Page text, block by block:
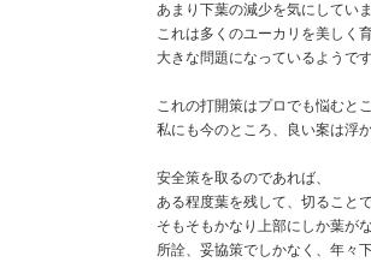
あまり下葉の減少を気にしてい
これは多くのユーカリを美しく
大きな問題になっているようで
これの打開策はプロでも悩むと
私にも今のところ、良い案は浮
安全策を取るのであれば、
ある程度葉を残して、切ること
そもそもかなり上部にしか葉が
所詮、妥協策でしかなく、年々